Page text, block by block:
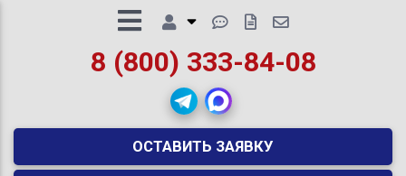
8 (800) 333-84-08
ОСТАВИТЬ ЗАЯВКУ